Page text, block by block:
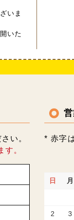
いま
いた
い。
す。
* 赤字
日 月
2 3